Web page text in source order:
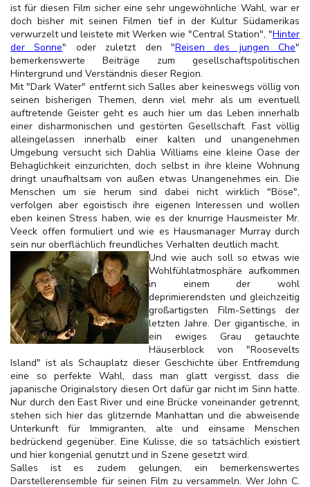
ist für diesen Film sicher eine sehr ungewöhnliche Wahl, war er
doch bisher mit seinen Filmen tief in der Kultur Südamerikas
verwurzelt und leistete mit Werken wie "Central Station", "Hinter
der Sonne" oder zuletzt den "Reisen des jungen Che"
bemerkenswerte Beiträge zum gesellschaftspolitischen
Hintergrund und Verständnis dieser Region.
Mit "Dark Water" entfernt sich Salles aber keineswegs völlig von
seinen bisherigen Themen, denn viel mehr als um eventuell
auftretende Geister geht es auch hier um das Leben innerhalb
einer disharmonischen und gestörten Gesellschaft. Fast völlig
alleingelassen innerhalb einer kalten und unangenehmen
Umgebung versucht sich Dahlia Williams eine kleine Oase der
Behaglichkeit einzurichten, doch selbst in ihre kleine Wohnung
dringt unaufhaltsam von außen etwas Unangenehmes ein. Die
Menschen um sie herum sind dabei nicht wirklich "Böse",
verfolgen aber egoistisch ihre eigenen Interessen und wollen
eben keinen Stress haben, wie es der knurrige Hausmeister Mr.
Veeck offen formuliert und wie es Hausmanager Murray durch
sein nur oberflächlich freundliches Verhalten deutlich macht.
Und wie auch soll so etwas wie
Wohlfühlatmosphäre aufkommen
in einem der wohl
deprimierendsten und gleichzeitig
großartigsten Film-Settings der
letzten Jahre. Der gigantische, in
ein ewiges Grau getauchte
Häuserblock von "Roosevelts
Island" ist als Schauplatz dieser Geschichte über Entfremdung
eine so perfekte Wahl, dass man glatt vergisst, dass die
japanische Originalstory diesen Ort dafür gar nicht im Sinn hatte.
Nur durch den East River und eine Brücke voneinander getrennt,
stehen sich hier das glitzernde Manhattan und die abweisende
Unterkunft für Immigranten, alte und einsame Menschen
bedrückend gegenüber. Eine Kulisse, die so tatsächlich existiert
und hier kongenial genutzt und in Szene gesetzt wird.
Salles ist es zudem gelungen, ein bemerkenswertes
Darstellerensemble für seinen Film zu versammeln. Wer John C.